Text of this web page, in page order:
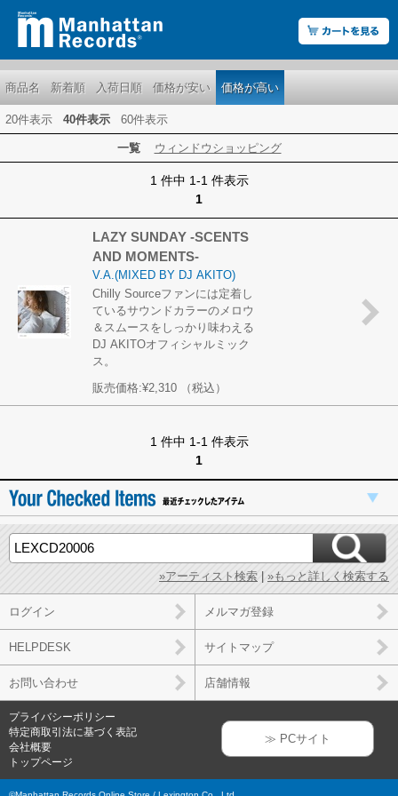
商品名 新着順 入荷日順 価格が安い 価格が高い
20件表示 40件表示 60件表示
一覧 ウィンドウショッピング
1 件中 1-1 件表示
1
LAZY SUNDAY -SCENTS
AND MOMENTS-
V.A.(MIXED BY DJ AKITO)
Chilly Sourceファンには定着し
ているサウンドカラーのメロウ
＆スムースをしっかり味わえる
DJ AKITOオフィシャルミック
ス。
販売価格:¥2,310 （税込）
1 件中 1-1 件表示
1
»アーティスト検索 | »もっと詳しく検索する
ログイン メルマガ登録
HELPDESK サイトマップ
お問い合わせ 店舗情報
プライバシーポリシー
特定商取引法に基づく表記
会社概要
トップページ
≫ PCサイト